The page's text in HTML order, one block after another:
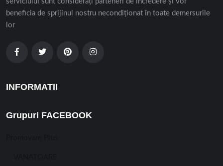
beneficia de sprijinul nostru necondiționat în toate demersurile
lor
INFORMATII
Grupuri FACEBOOK